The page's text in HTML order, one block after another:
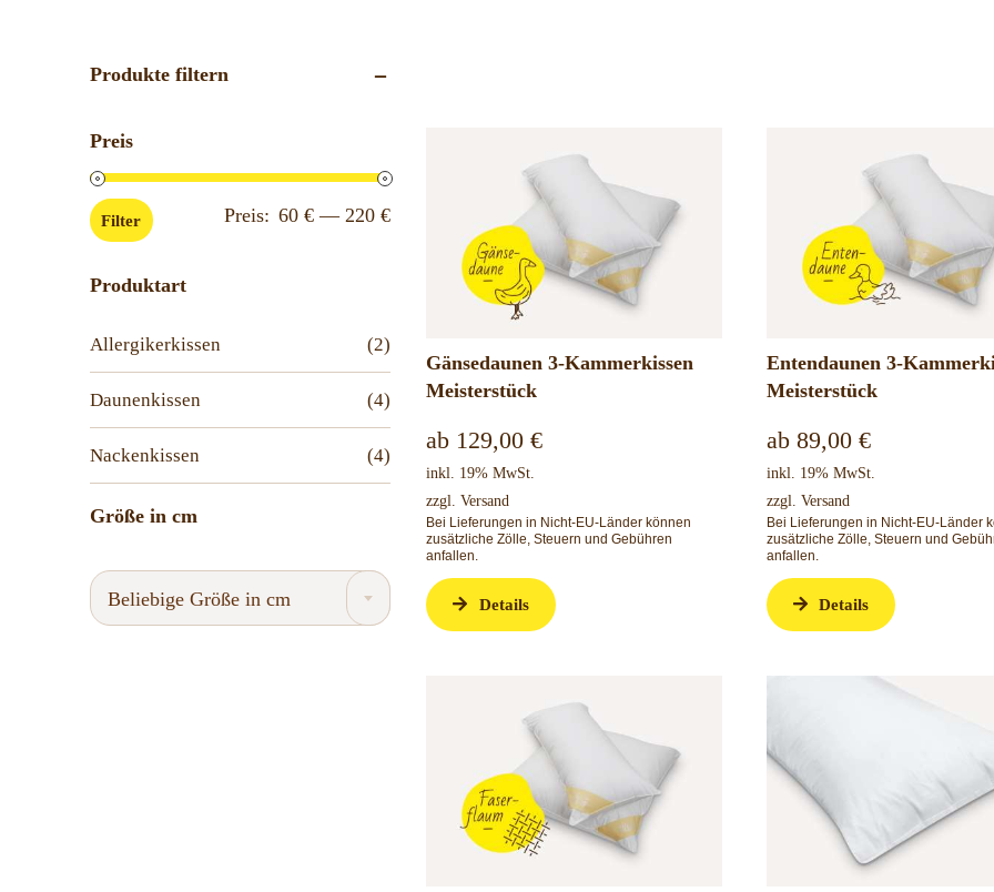
Produkte filtern
Preis
Min.
Max.
Filter Preis: 60 € —220 €
Produktart
Allergikerkissen (2)
Daunenkissen (4)
Nackenkissen (4)
Größe in cm
Beliebige Größe in cm
Gänsedaunen 3-Kammerkissen
Meisterstück
ab 129,00€
inkl. 19% MwSt.
zzgl.Versand
Bei Lieferungen in Nicht-EU-Länder können
zusätzliche Zölle, Steuern und Gebühren
anfallen.
Details
Entendaunen 3-
Meisterstück
ab 89,00 €
inkl. 19% MwSt.
zzgl. Versand
Bei Lieferungen in Nicht-EU-Länder
zusätzliche Zölle, Steuern und
anfallen.
Details